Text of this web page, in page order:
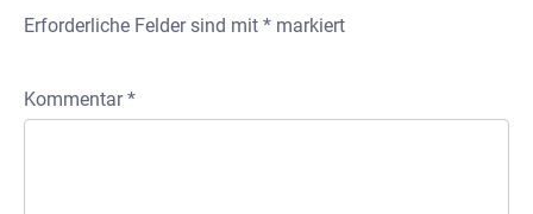
Erforderliche Felder sind mit * markiert
Kommentar*